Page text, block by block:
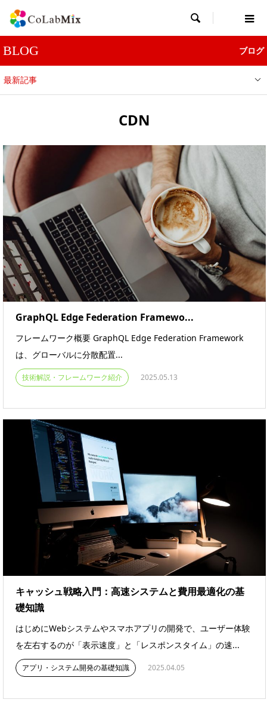

BLOG ブログ
最新記事
CDN
GraphQL Edge Federation Framewo...
フレームワーク概要 GraphQL Edge Federation Framework
は、グローバルに分散配置...
技術解説・フレームワーク紹介 2025.05.13
キャッシュ戦略入門：高速システムと費用最適化の基
礎知識
はじめにWebシステムやスマホアプリの開発で、ユーザー体験
を左右するのが「表示速度」と「レスポンスタイム」の速...
アプリ・システム開発の基礎知識 2025.04.05